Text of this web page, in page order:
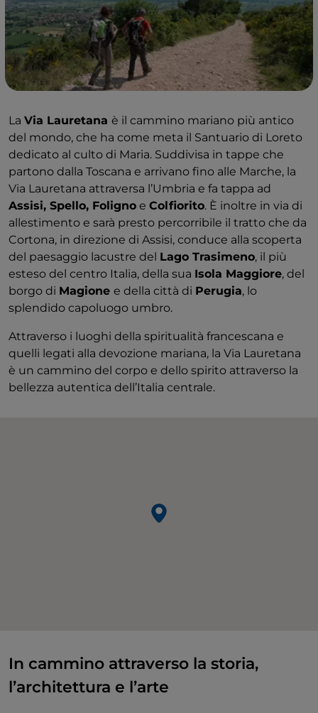
La Via Lauretana è il cammino mariano più antico
del mondo, che ha come meta il Santuario di Loreto
dedicato al culto di Maria. Suddivisa in tappe che
partono dalla Toscana e arrivano fino alle Marche, la
Via Lauretana attraversa l’Umbria e fa tappa ad
Assisi, Spello, Foligno e Colfiorito. È inoltre in via di
allestimento e sarà presto percorribile il tratto che da
Cortona, in direzione di Assisi, conduce alla scoperta
del paesaggio lacustre del Lago Trasimeno, il più
esteso del centro Italia, della sua Isola Maggiore, del
borgo di Magione e della città di Perugia, lo
splendido capoluogo umbro.
Attraverso i luoghi della spiritualità francescana e
quelli legati alla devozione mariana, la Via Lauretana
è un cammino del corpo e dello spirito attraverso la
bellezza autentica dell’Italia centrale.
In cammino attraverso la storia,
l’architettura e l’arte